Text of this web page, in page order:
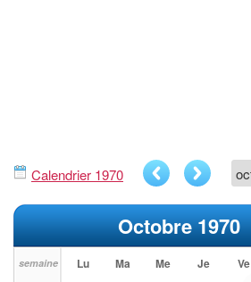
Calendrier 1970
Octobre 1970
semaine Lu Ma Me Je Ve